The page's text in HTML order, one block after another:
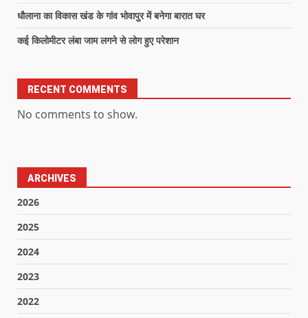
धौलाना का विकास खंड के गांव भोवापुर में बनेगा बारात घर
कई किलोमीटर लंबा जाम लगने से लोग हुए परेशान
RECENT COMMENTS
No comments to show.
ARCHIVES
2026
2025
2024
2023
2022